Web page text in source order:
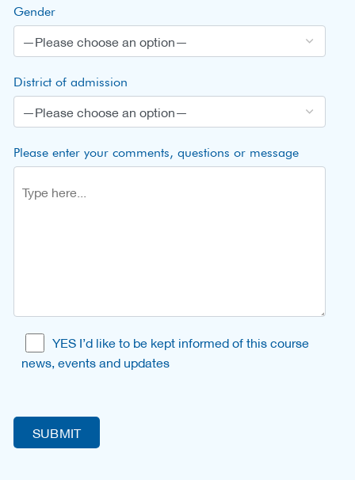
Gender
District of admission
Please enter your comments, questions or message
YES I’d like to be kept informed of this course
news, events and updates